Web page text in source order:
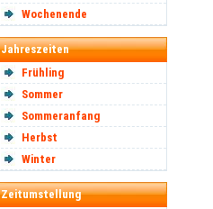
Wochenende
Jahreszeiten
Frühling
Sommer
Sommeranfang
Herbst
Winter
Zeitumstellung